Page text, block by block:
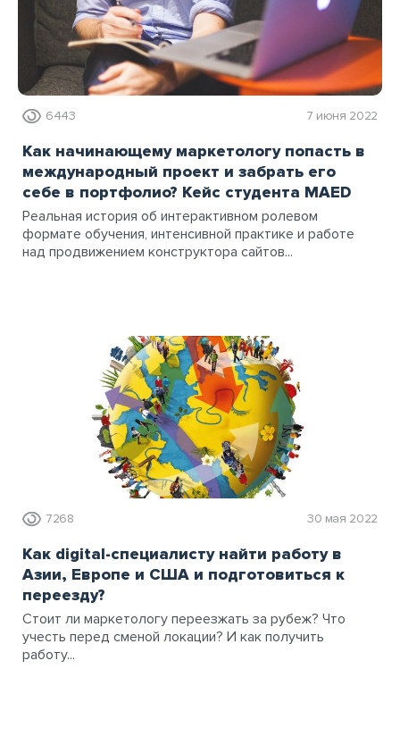
6443 7 июня 2022
Как начинающему маркетологу попасть в
международный проект и забрать его
себе в портфолио? Кейс студента MAED
Реальная история об интерактивном ролевом
формате обучения, интенсивной практике и работе
над продвижением конструктора сайтов...
7268 30 мая 2022
Как digital-специалисту найти работу в
Азии, Европе и США и подготовиться к
переезду?
Стоит ли маркетологу переезжать за рубеж? Что
учесть перед сменой локации? И как получить
работу...